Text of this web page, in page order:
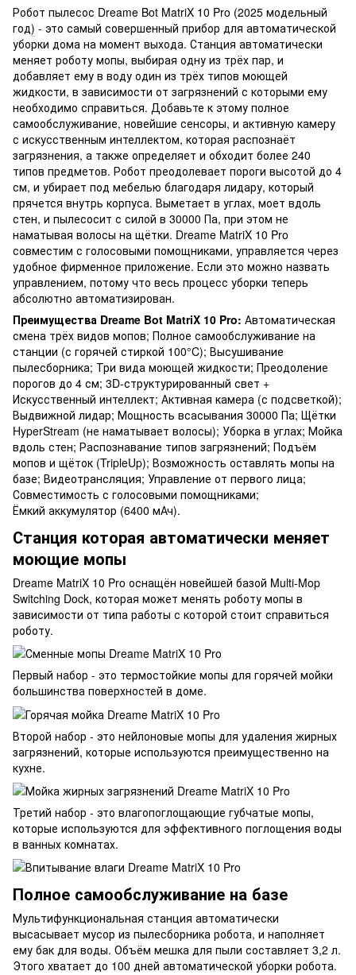
Робот пылесос Dreame Bot MatriX 10 Pro (2025 модельный
год) - это самый совершенный прибор для автоматической
уборки дома на момент выхода. Станция автоматически
меняет роботу мопы, выбирая одну из трёх пар, и
добавляет ему в воду один из трёх типов моющей
жидкости, в зависимости от загрязнений с которыми ему
необходимо справиться. Добавьте к этому полное
самообслуживание, новейшие сенсоры, и активную камеру
с искусственным интеллектом, которая распознаёт
загрязнения, а также определяет и обходит более 240
типов предметов. Робот преодолевает пороги высотой до 4
см, и убирает под мебелью благодаря лидару, который
прячется внутрь корпуса. Выметает в углах, моет вдоль
стен, и пылесосит с силой в 30000 Па, при этом не
наматывая волосы на щётки. Dreame MatriX 10 Pro
совместим с голосовыми помощниками, управляется через
удобное фирменное приложение. Если это можно назвать
управлением, потому что весь процесс уборки теперь
абсолютно автоматизирован.
Преимущества Dreame Bot MatriX 10 Pro: Автоматическая
смена трёх видов мопов; Полное самообслуживание на
станции (с горячей стиркой 100°C); Высушивание
пылесборника; Три вида моющей жидкости; Преодоление
порогов до 4 см; 3D-структурированный свет +
Искусственный интеллект; Активная камера (с подсветкой);
Выдвижной лидар; Мощность всасывания 30000 Па; Щётки
HyperStream (не наматывает волосы); Уборка в углах; Мойка
вдоль стен; Распознавание типов загрязнений; Подъём
мопов и щёток (TripleUp); Возможность оставлять мопы на
базе; Видеотрансляция; Управление от первого лица;
Совместимость с голосовыми помощниками;
Ёмкий аккумулятор (6400 мАч).
Станция которая автоматически меняет
моющие мопы
Dreame MatriX 10 Pro оснащён новейшей базой Multi-Mop
Switching Dock, которая может менять роботу мопы в
зависимости от типа работы с которой стоит справиться
роботу.
Первый набор - это термостойкие мопы для горячей мойки
большинства поверхностей в доме.
Второй набор - это нейлоновые мопы для удаления жирных
загрязнений, которые используются преимущественно на
кухне.
Третий набор - это влагопоглощающие губчатые мопы,
которые используются для эффективного поглощения воды
в ванных комнатах.
Полное самообслуживание на базе
Мультифункциональная станция автоматически
высасывает мусор из пылесборника робота, и наполняет
ему бак для воды. Объём мешка для пыли составляет 3,2 л.
Этого хватает до 100 дней автоматической уборки робота.